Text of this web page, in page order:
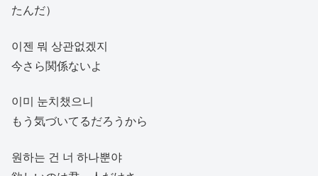
たんだ）
이젠 뭐 상관없겠지
今さら関係ないよ
이미 눈치챘으니
もう気づいてるだろうから
원하는 건 너 하나뿐야